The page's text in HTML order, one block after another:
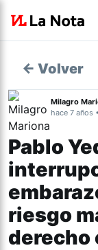
← Volver
Milagro
hace 7 años
Pablo
riesgo
derecho